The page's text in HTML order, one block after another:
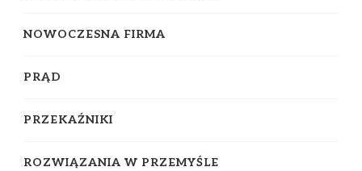
NOWOCZESNA FIRMA
PRĄD
PRZEKAŹNIKI
ROZWIĄZANIA W PRZEMYŚLE